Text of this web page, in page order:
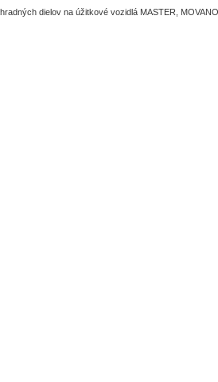
dielov na úžitkové vozidlá MASTER,